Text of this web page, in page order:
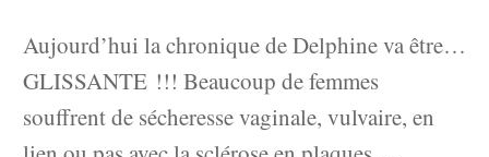
Aujourd’hui la chronique de Delphine va être…
GLISSANTE !!! Beaucoup de femmes
souffrent de sécheresse vaginale, vulvaire, en